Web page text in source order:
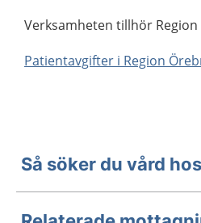
Verksamheten tillhör
Patientavgifter i Region
Så söker du vård